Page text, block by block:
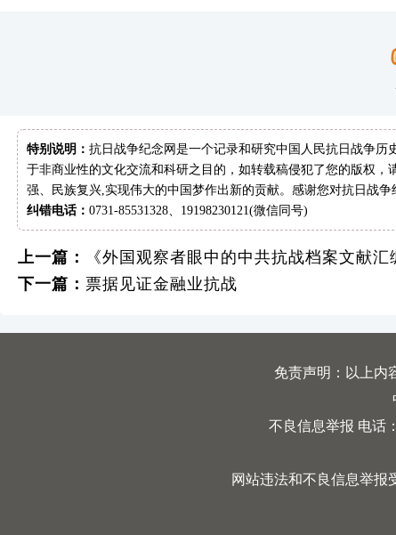
特别说明： 抗日战争纪念网是一个记录和研究中国人民抗日战争
于非商业性的文化交流和科研之目的，如转载稿侵犯了您的版权
强、民族复兴,实现伟大的中国梦作出新的贡献。感谢您对抗日战争
纠错电话： 0731-85531328、19198230121(微信同号)
上一篇：
《外国观察者眼中的中共抗战档案文献
下一篇： 票据见证金融业抗战
免责声明：以上内
不良信息举报 电话
网站违法和不良信息举报